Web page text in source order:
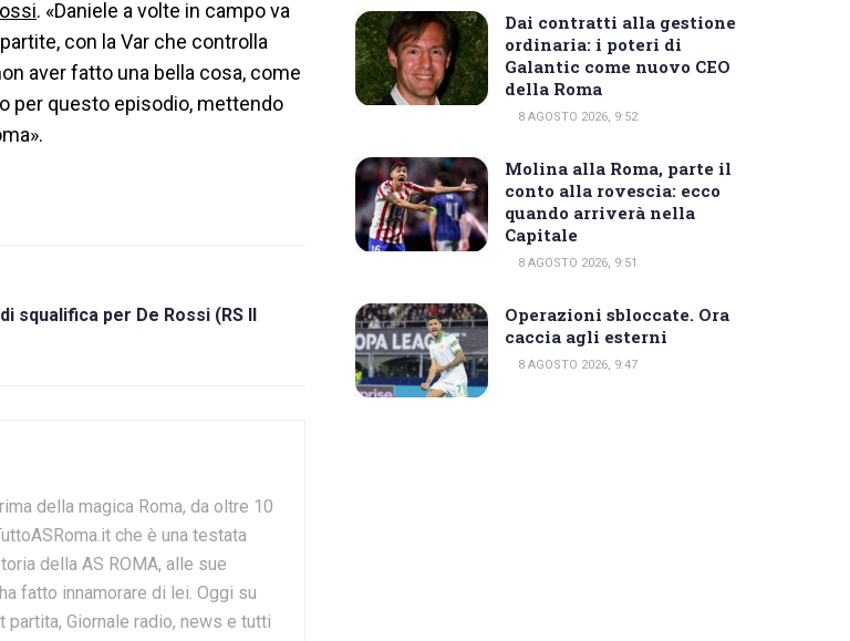
. «Daniele a volte in campo va
con la Var che controlla
aver fatto una bella cosa, come
per questo episodio, mettendo
squalifica per De Rossi (RS Il
della magica Roma, da oltre 10
che è una testata
della AS ROMA, alle sue
fatto innamorare di lei. Oggi su
Giornale radio, news e tutti
Dai contratti alla gestione
ordinaria: i poteri di
Galantic come nuovo CEO
della Roma
8 AGOSTO 2026, 9:52
Molina alla Roma, parte il
conto alla rovescia: ecco
quando arriverà nella
Capitale
8 AGOSTO 2026, 9:51
Operazioni sbloccate. Ora
caccia agli esterni
8 AGOSTO 2026, 9:47